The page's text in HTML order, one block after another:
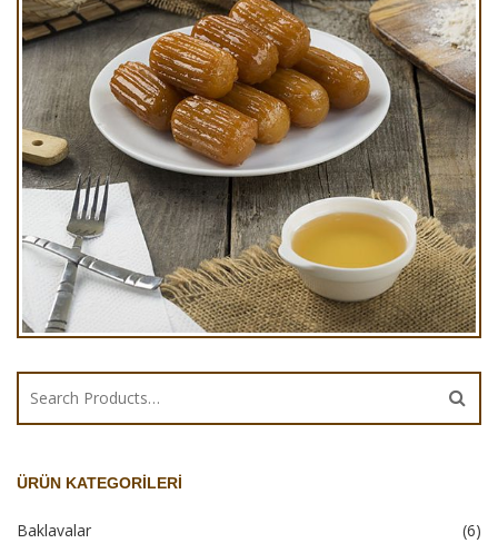
Büyük Tulumba Kg
ÜRÜN KATEGORILERI
Baklavalar
(6)